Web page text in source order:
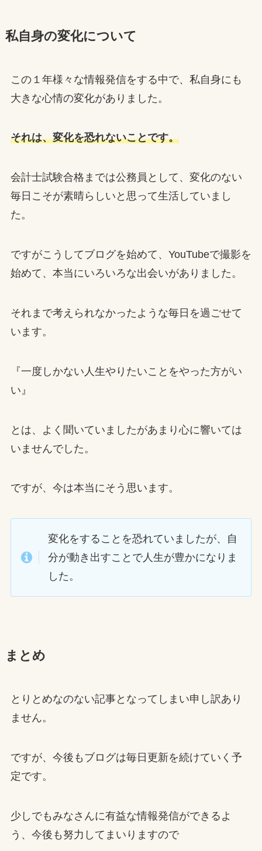
私自身の変化について
この１年様々な情報発信をする中で、私自身にも
大きな心情の変化がありました。
それは、変化を恐れないことです。
会計士試験合格までは公務員として、変化のない
毎日こそが素晴らしいと思って生活していまし
た。
ですがこうしてブログを始めて、YouTubeで撮影を
始めて、本当にいろいろな出会いがありました。
それまで考えられなかったような毎日を過ごせて
います。
『一度しかない人生やりたいことをやった方がい
い』
とは、よく聞いていましたがあまり心に響いては
いませんでした。
ですが、今は本当にそう思います。
変化をすることを恐れていましたが、自
分が動き出すことで人生が豊かになりま
した。
まとめ
とりとめなのない記事となってしまい申し訳あり
ません。
ですが、今後もブログは毎日更新を続けていく予
定です。
少しでもみなさんに有益な情報発信ができるよ
う、今後も努力してまいりますので